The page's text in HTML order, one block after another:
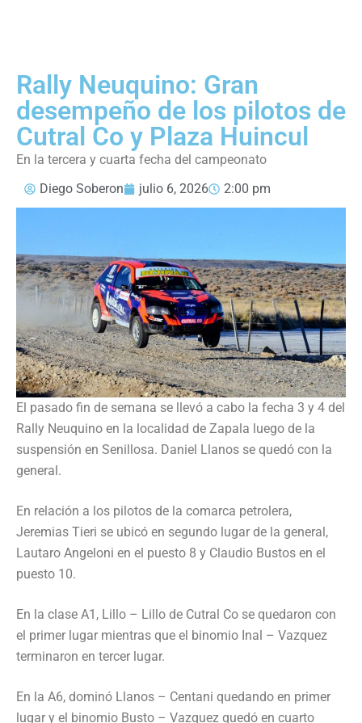
Rally Neuquino: Gran
desempeño de los pilotos de
Cutral Co y Plaza Huincul
En la tercera y cuarta fecha del campeonato
Diego Soberon
julio 6, 2026 2:00 pm
El pasado fin de semana se llevó a cabo la fecha 3 y 4 del
Rally Neuquino en la localidad de Zapala luego de la
suspensión en Senillosa. Daniel Llanos se quedó con la
general.
En relación a los pilotos de la comarca petrolera,
Jeremias Tieri se ubicó en segundo lugar de la general,
Lautaro Angeloni en el puesto 8 y Claudio Bustos en el
puesto 10.
En la clase A1, Lillo – Lillo de Cutral Co se quedaron con
el primer lugar mientras que el binomio Inal – Vazquez
terminaron en tercer lugar.
En la A6, dominó Llanos – Centani quedando en primer
lugar y el binomio Busto – Vazquez quedó en cuarto